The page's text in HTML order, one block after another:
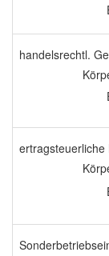
handelsrechtl.